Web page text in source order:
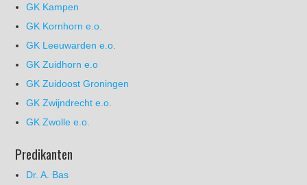
GK Kampen
GK Kornhorn e.o.
GK Leeuwarden e.o.
GK Zuidhorn e.o
GK Zuidoost Groningen
GK Zwijndrecht e.o.
GK Zwolle e.o.
Predikanten
Dr. A. Bas